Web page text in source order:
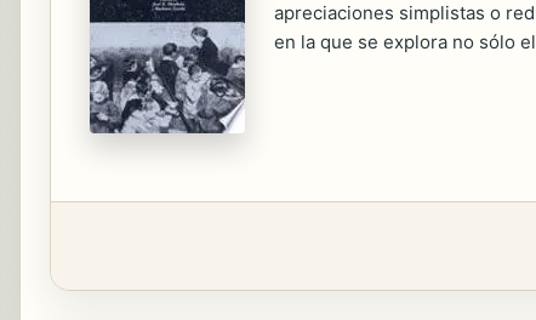
apreciaciones simplistas o
en la que se explora no sólo